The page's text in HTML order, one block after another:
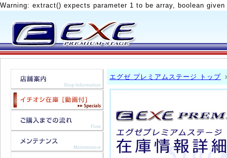
Warning: extract() expects parameter 1 to be array, boolean
エグゼ プレミアムステージ トップ